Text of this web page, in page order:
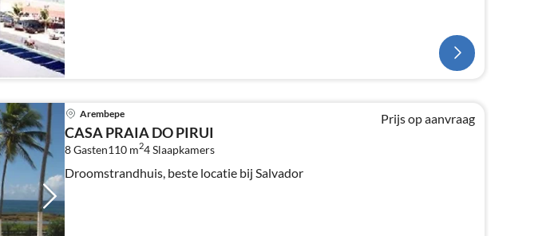
Arembepe
CASA PRAIA DO PIRUI
8 Gasten110 m24Slaapkamers
Droomstrandhuis, beste locatie bij Salvador
Prijs op aanvraag